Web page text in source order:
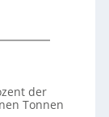
der
Tonnen